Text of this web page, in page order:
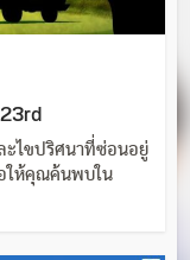
ะไขปริศนาที่ซ่อนอยู่
อให้คุณค้นพบใน